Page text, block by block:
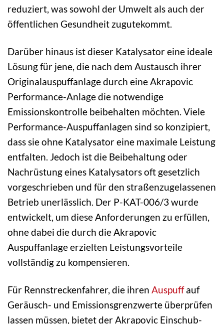
reduziert, was sowohl der Umwelt als auch der
öffentlichen Gesundheit zugutekommt.
Darüber hinaus ist dieser Katalysator eine ideale
Lösung für jene, die nach dem Austausch ihrer
Originalauspuffanlage durch eine Akrapovic
Performance-Anlage die notwendige
Emissionskontrolle beibehalten möchten. Viele
Performance-Auspuffanlagen sind so konzipiert,
dass sie ohne Katalysator eine maximale Leistung
entfalten. Jedoch ist die Beibehaltung oder
Nachrüstung eines Katalysators oft gesetzlich
vorgeschrieben und für den straßenzugelassenen
Betrieb unerlässlich. Der P-KAT-006/3 wurde
entwickelt, um diese Anforderungen zu erfüllen,
ohne dabei die durch die Akrapovic
Auspuffanlage erzielten Leistungsvorteile
vollständig zu kompensieren.
Für Rennstreckenfahrer, die ihren Auspuffauf
Geräusch- und Emissionsgrenzwerte überprüfen
lassen müssen, bietet der Akrapovic Einschub-